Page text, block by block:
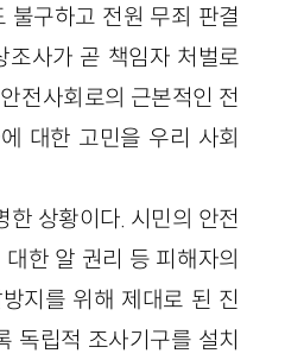
불구하고 전원 무죄 판결
조사가 곧 책임자 처벌로
전사회로의 근본적인 전
대한 고민을 우리 사회
한 상황이다. 시민의 안전
한 알 권리 등 피해자의
지를 위해 제대로 된 진
독립적 조사기구를 설치